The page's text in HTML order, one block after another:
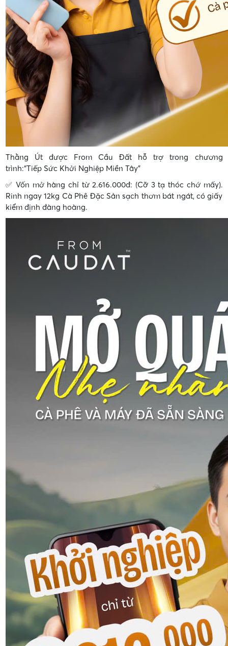
Thằng Út được From Cầu Đất hỗ trợ trong chương
trình:“Tiếp Sức Khởi Nghiệp Miền Tây”
✅ Vốn mở hàng chỉ từ 2.616.000đ: (Cỡ 3 tạ thóc chớ mấy).
Rinh ngay 12kg Cà Phê Đặc Sản sạch thơm bát ngát, có giấy
kiểm định đàng hoàng.